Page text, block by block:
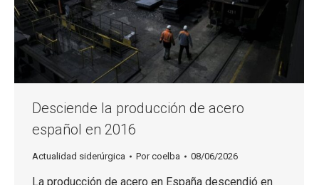
Desciende la producción de acero
español en 2016
Actualidad siderúrgica Porcoelba 08/06/2026
La producción de acero en España descendió en